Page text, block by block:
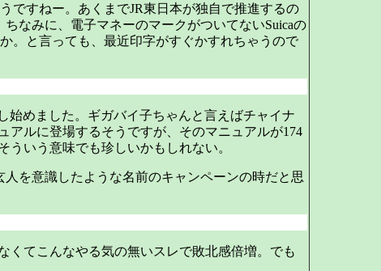
ですねー。あくまでJR東日本が独自で推進するの
なみに、電子マネーのマークがついてないSuicaの
。と言っても、最近印字がすぐかすれちゃうので
始めました。ギガバイ子ちゃんと言えばチャイナ
アルに登場するそうですが、そのマニュアルが174
いう意味でも珍しいかもしれない。
を意識したような名前のキャンペーンの時だと思
くてこんなやる気の無いスレで敗北感倍増。でも